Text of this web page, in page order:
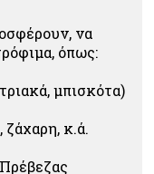
να
όπως:
μπισκότα)
ζάχαρη, κ.ά.